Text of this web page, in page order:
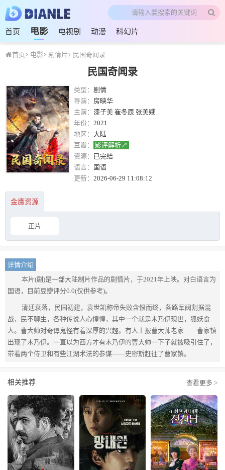
首页 电影 电视剧 动漫 科幻片
首页 电影 剧情片 民国奇闻录
民国奇闻录
类型： 剧情
导演： 房映华
主演： 漆子美 崔冬辰 张美娥
年份： 2021
地区： 大陆
豆瓣：
影评解析↗
资源： 已完结
语言：
国语
更新： 2026-06-29 11:08:12
金鹰资源
正片
详情介绍
本片(剧)是一部大陆制片作品的剧情片，于2021年上映。对白语言为
国语，目前豆瓣评分0.0(仅供参考)。
清廷衰落，民国初建，袁世凯称帝失败含恨而终，各路军阀割据混
战，民不聊生，各种传说人心惶惶，其中一个就是木乃伊现世，狐妖食
人。曹大帅对奇谭鬼怪有着深厚的兴趣。有人上报曹大帅老家——曹家镇
出现了木乃伊。一直以为西方才有木乃伊的曹大帅一下子就被吸引住了，
带着两个侍卫和有些江湖术法的参谋——史密斯赶往了曹家镇。
相关推荐 查看更多 >